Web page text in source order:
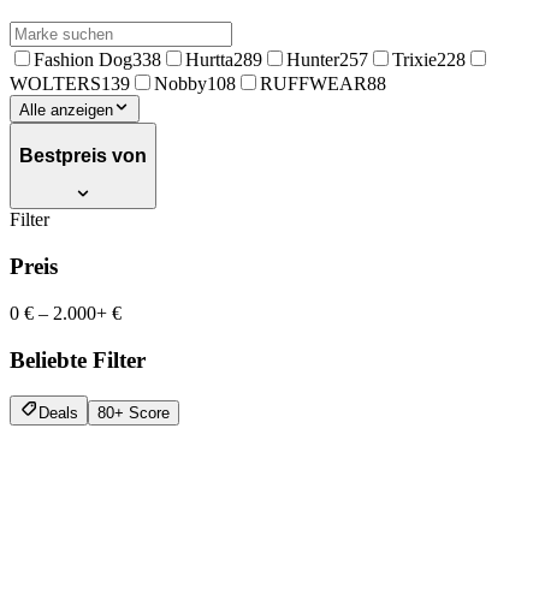
Fashion Dog338 Hurtta289 Hunter257 Trixie228
WOLTERS139 Nobby108 RUFFWEAR88
Alle anzeigen
Bestpreis von
Filter
Preis
0 € – 2.000+ €
Beliebte Filter
Deals 80+ Score